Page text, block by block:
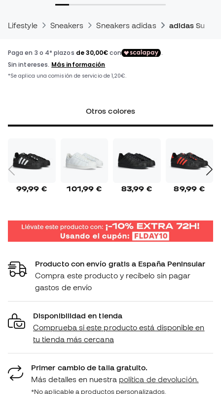
Lifestyle Sneakers Sneakers adidas adidas
Otros colores
99,99 € 101,99 € 83,99 € 89,99 €
Producto con envío gratis a España Peninsular
Compra este producto y recíbelo sin pagar
gastos de envío
Disponibilidad en tienda
Comprueba si este producto está disponible en
tu tienda más cercana
Primer cambio de talla gratuito.
Más detalles en nuestra política de devolución.
*No aplicable a productos personalizados.